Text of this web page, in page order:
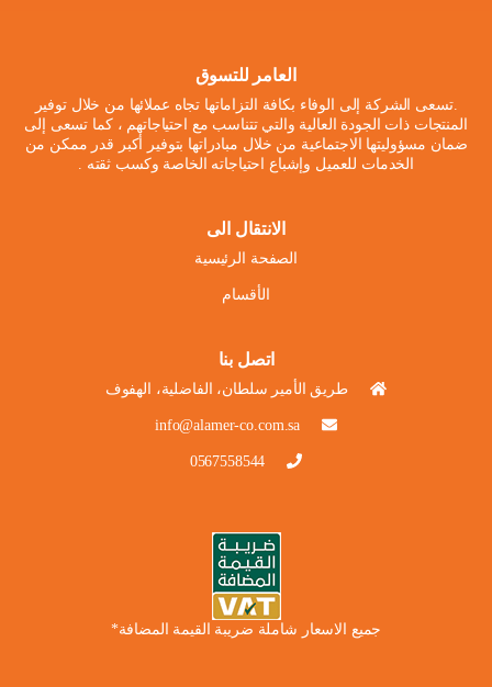
العامر للتسوق
.تسعى الشركة إلى الوفاء بكافة التزاماتها تجاه عملائها من خلال توفير
المنتجات ذات الجودة العالية والتي تتناسب مع احتياجاتهم ، كما تسعى إلى
ضمان مسؤوليتها الاجتماعية من خلال مبادراتها بتوفير أكبر قدر ممكن من
الخدمات للعميل وإشباع احتياجاته الخاصة وكسب ثقته .
الانتقال الى
الصفحة الرئيسية
الأقسام
اتصل بنا
طريق الأمير سلطان، الفاضلية، الهفوف
info@alamer-co.com.sa
0567558544
جميع الاسعار شاملة ضريبة القيمة المضافة*